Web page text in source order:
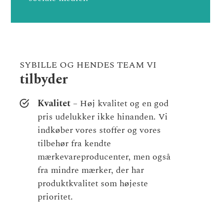
SYBILLE OG HENDES TEAM VI
tilbyder
Kvalitet – Høj kvalitet og en god
pris udelukker ikke hinanden. Vi
indkøber vores stoffer og vores
tilbehør fra kendte
mærkevareproducenter, men også
fra mindre mærker, der har
produktkvalitet som højeste
prioritet.